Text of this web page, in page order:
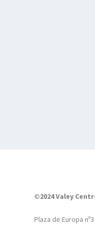
©2024 Valey
Plaza de Europa